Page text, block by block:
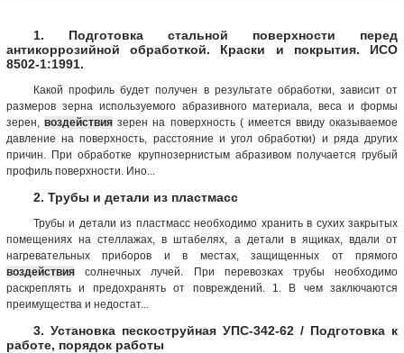
1. Подготовка стальной поверхности перед
антикоррозийной обработкой. Краски и покрытия. ИСО
8502-1:1991.
Какой профиль будет получен в результате обработки, зависит от
размеров зерна используемого абразивного материала, веса и формы
зерен,воздействия зерен на поверхность ( имеется ввиду оказываемое
давление на поверхность, расстояние и угол обработки) и ряда других
причин. При обработке крупнозернистым абразивом получается грубый
профиль поверхности. Ино...
2. Трубы и детали из пластмасс
Трубы и детали из пластмасс необходимо хранить в сухих закрытых
помещениях на стеллажах, в штабелях, а детали в ящиках, вдали от
нагревательных приборов и в местах, защищенных от прямого
воздействия солнечных лучей. При перевозках трубы необходимо
раскреплять и предохранять от повреждений. 1. В чем заключаются
преимущества и недостат...
3. Установка пескоструйная УПС-342-62 / Подготовка к
работе, порядок работы